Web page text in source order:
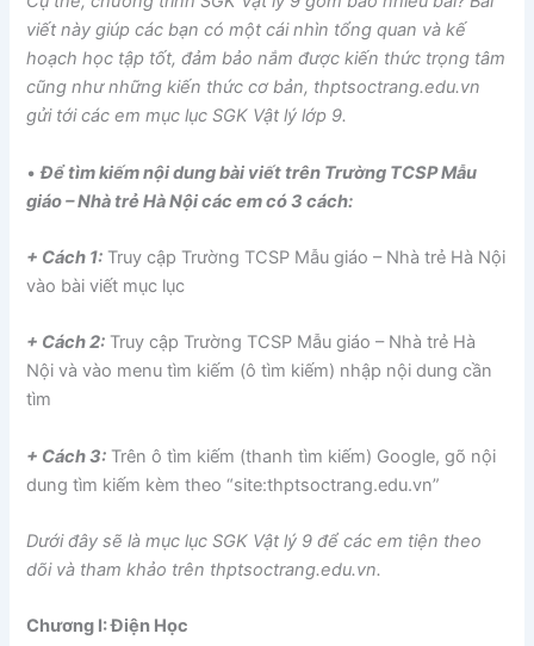
viết này giúp các bạn có một cái nhìn tổng quan và kế
hoạch học tập tốt, đảm bảo nắm được kiến thức trọng tâm
cũng như những kiến thức cơ bản, thptsoctrang.edu.vn
gửi tới các em mục lục SGK Vật lý lớp 9.
•Để tìm kiếm nội dung bài viết trên Trường TCSP Mẫu
giáo – Nhà trẻ Hà Nội các em có 3 cách:
+ Cách 1: Truy cập Trường TCSP Mẫu giáo – Nhà trẻ Hà Nội
vào bài viết mục lục
+ Cách 2: Truy cập Trường TCSP Mẫu giáo – Nhà trẻ Hà
Nội và vào menu tìm kiếm (ô tìm kiếm) nhập nội dung cần
tìm
+ Cách 3: Trên ô tìm kiếm (thanh tìm kiếm) Google, gõ nội
dung tìm kiếm kèm theo “site:thptsoctrang.edu.vn”
Dưới đây sẽ là mục lục SGK Vật lý 9 để các em tiện theo
dõi và tham khảo trên thptsoctrang.edu.vn.
Chương I: Điện Học